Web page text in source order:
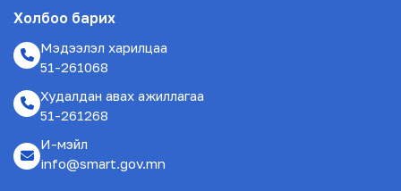
Холбоо барих
Мэдээлэл харилцаа
51-261068
Худалдан авах ажиллагаа
51-261268
И-мэйл
info@smart.gov.mn